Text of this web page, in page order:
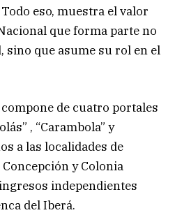
eso, muestra el valor
que forma parte no
sino que asume su rol en el
de cuatro portales
, “Carambola” y
a las localidades de
y Colonia
independientes
del Iberá.